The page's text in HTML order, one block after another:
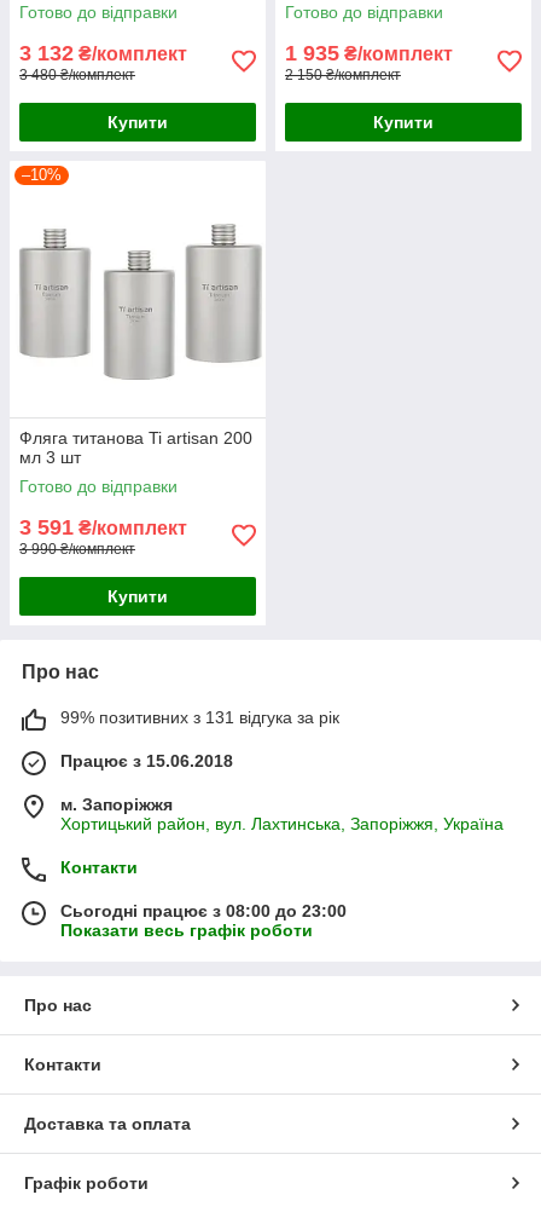
Готово до відправки
3 132 ₴/комплект
3 480 ₴/комплект
Купити
Готово до відправки
1 935 ₴/комплект
2 150 ₴/комплект
Купити
–10%
Фляга титанова Ti artisan 200
мл 3 шт
Готово до відправки
3 591 ₴/комплект
3 990 ₴/комплект
Купити
Про нас
99% позитивних з 131 відгука за рік
Працює з 15.06.2018
м. Запоріжжя
Хортицький район, вул. Лахтинська, Запоріжжя, Україна
Контакти
Сьогодні працює з 08:00 до 23:00
Показати весь графік роботи
Про нас
Контакти
Доставка та оплата
Графік роботи